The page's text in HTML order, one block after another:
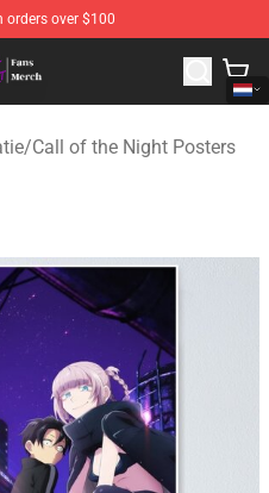
orders over $100
Call of the Night
/Call of the Night Posters